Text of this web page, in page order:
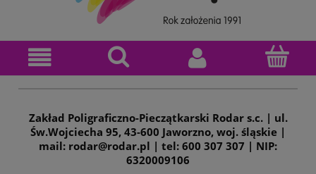
Zakład Poligraficzno-Pieczątkarski Rodar s.c. | ul.
Św.Wojciecha 95, 43-600 Jaworzno, woj. śląskie |
mail: rodar@rodar.pl | tel: 600 307 307 | NIP:
6320009106